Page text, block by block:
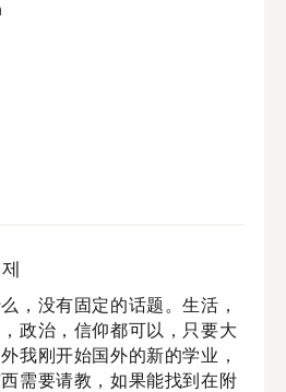
，没有固定的话题。生活，
政治，信仰都可以，只要大
我刚开始国外的新的学业，
需要请教，如果能找到在附